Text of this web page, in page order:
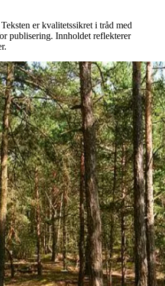
er kvalitetssikret i tråd med
publisering. Innholdet reflekterer